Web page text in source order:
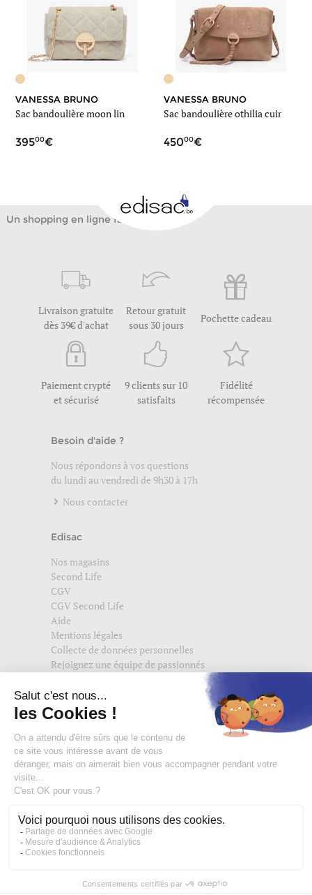
VANESSA BRUNO
Sac bandoulière moon lin
39500
VANESSA BRUNO
Sac bandoulière othilia cuir
45000
Un shopping en ligne facile
Livraison gratuite
dès 39€ d'achat
Retour gratuit
sous 30 jours
Pochette cadeau
Paiement crypté
et sécurisé
9 clients sur 10
satisfaits
Fidélité
récompensée
Besoin d'aide ?
Nous répondons à vos questions
du lundi au vendredi de 9h30 à 17h
Nous contacter
Edisac
Nos magasins
Second Life
CGV
CGV Second Life
Aide
Mentions légales
Collecte de données personnelles
Rejoignez une équipe de passionnés
edisac.com
edisac.nl.
Rejoignez la communauté edisac :
Des modeuses comblées